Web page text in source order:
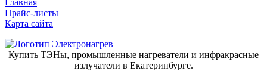
Главная
Прайс-листы
Карта сайта
Купить ТЭНы, промышленные нагреватели и инфракрасные
излучатели в Екатеринбурге.